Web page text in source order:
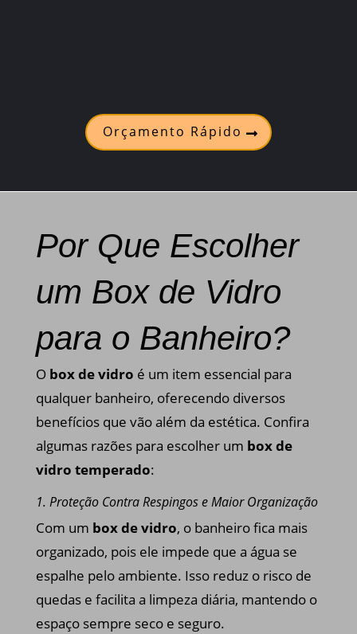
Orçamento Rápido
Por Que Escolher
um Box de Vidro
para o Banheiro?
O box de vidro é um item essencial para
qualquer banheiro, oferecendo diversos
benefícios que vão além da estética. Confira
algumas razões para escolher um box de
vidro temperado:
1. Proteção Contra Respingos e Maior Organização
Com um box de vidro, o banheiro fica mais
organizado, pois ele impede que a água se
espalhe pelo ambiente. Isso reduz o risco de
quedas e facilita a limpeza diária, mantendo o
espaço sempre seco e seguro.